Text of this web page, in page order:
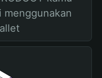
menggunakan